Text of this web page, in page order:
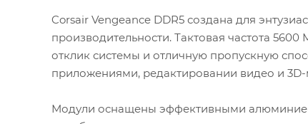
Corsair Vengeance DDR5 создана для
производительности. Тактовая частота
отклик системы и отличную пропускную
приложениями, редактировании видео и
Модули оснащены эффективными